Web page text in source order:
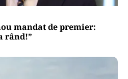
mandat de premier:
rând!”